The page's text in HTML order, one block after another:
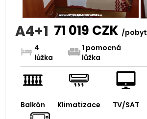
A4+1 71 019 CZK /pobyt
4
lůžka
1 pomocná
lůžka
Balkón Klimatizace TV/SAT